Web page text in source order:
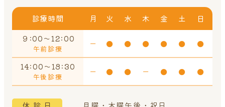
診療時間 月 火 水 木 金 土
日
９:00～12:00
午前診療 ー ● ● ● ● ● ●
14:00～18:30
午後診療 ー ● ● ー ● ● ●